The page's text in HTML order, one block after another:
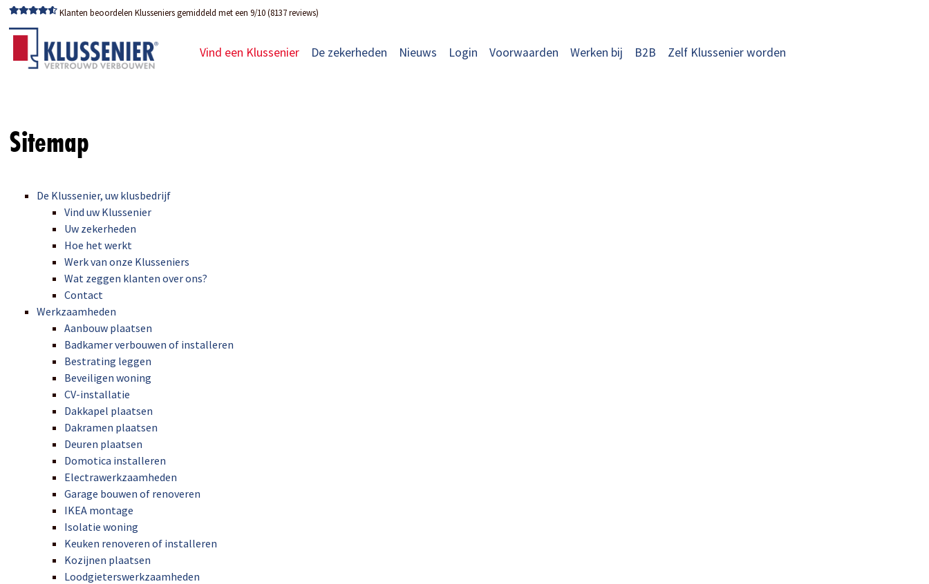
Klanten beoordelen Klusseniers gemiddeld met een 9/10 (8137 reviews)
Vind een Klussenier De zekerheden Nieuws Login Voorwaarden Werken bij B2B Zelf Klussenier worden
Sitemap
De Klussenier, uw klusbedrijf
Vind uw Klussenier
Uw zekerheden
Hoe het werkt
Werk van onze Klusseniers
Wat zeggen klanten over ons?
Contact
Werkzaamheden
Aanbouw plaatsen
Badkamer verbouwen of installeren
Bestrating leggen
Beveiligen woning
CV-installatie
Dakkapel plaatsen
Dakramen plaatsen
Deuren plaatsen
Domotica installeren
Electrawerkzaamheden
Garage bouwen of renoveren
IKEA montage
Isolatie woning
Keuken renoveren of installeren
Kozijnen plaatsen
Loodgieterswerkzaamheden